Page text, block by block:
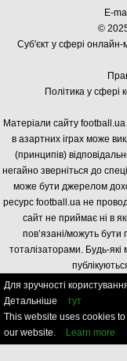
E-
©
Суб'єкт у сфері онлайн-
Політика у сфері
Матеріали сайту
в азартних іграх може
(принципів)
негайно зверніться до
може бути джерелом
ресурс football.ua не
сайт не приймає ні в
пов’язані/можуть бути
тоталізаторами. Будь-
Для зручності
Детальніше
тут
This website uses cookies
our website.
Learn more